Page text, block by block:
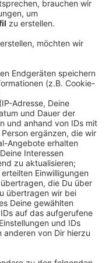
20:32
an die damalige
eine